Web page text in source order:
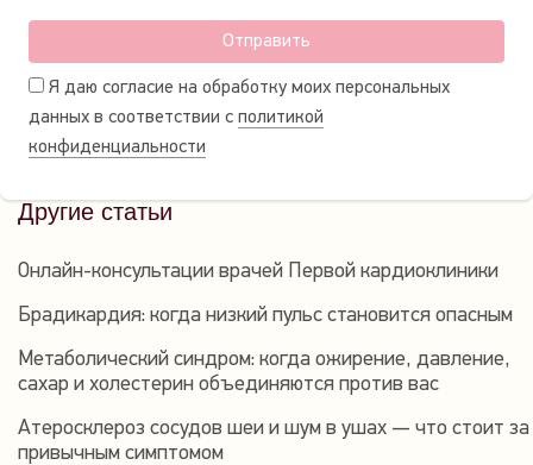
Отправить
Я даю согласие на обработку моих персональных
данных в соответствии с политикой
конфиденциальности
Другие статьи
Онлайн-консультации врачей Первой кардиоклиники
Брадикардия: когда низкий пульс становится опасным
Метаболический синдром: когда ожирение, давление,
сахар и холестерин объединяются против вас
Атеросклероз сосудов шеи и шум в ушах — что стоит за
привычным симптомом